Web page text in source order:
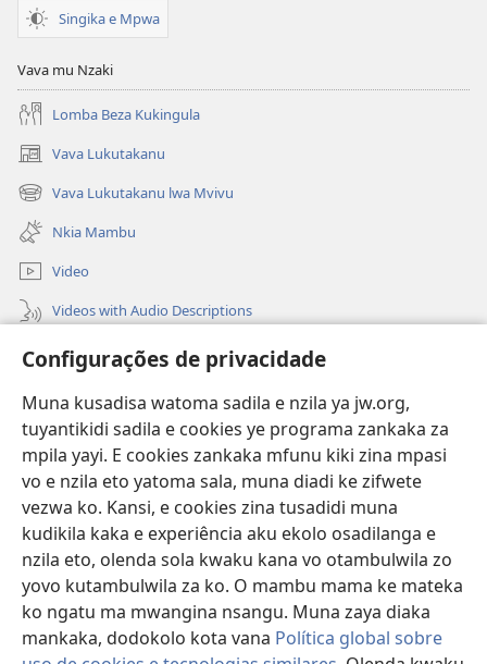
Configurações de privacidade
Muna kusadisa watoma sadila e nzila ya jw.org,
tuyantikidi sadila e cookies ye programa zankaka za
mpila yayi. E cookies zankaka mfunu kiki zina mpasi
vo e nzila eto yatoma sala, muna diadi ke zifwete
vezwa ko. Kansi, e cookies zina tusadidi muna
kudikila kaka e experiência aku ekolo osadilanga e
nzila eto, olenda sola kwaku kana vo otambulwila zo
yovo kutambulwila za ko. O mambu mama ke mateka
ko ngatu ma mwangina nsangu. Muna zaya diaka
mankaka, dodokolo kota vana Política global sobre
Singika e Mpwa
Vava mu Nzaki
Lomba Beza Kukingula
Vava Lukutakanu
(opens
new
window)
Vava Lukutakanu lwa Mvivu
(opens
new
window)
Nkia Mambu
Video
Videos with Audio Descriptions
Vavulula
(opens
new
window)LUNDILU DIA NKANDA mia Mbangi za Yave mu Internete™
(opens
new
window)JW Hub
(opens
new
window)Aplicativo JW Library ®